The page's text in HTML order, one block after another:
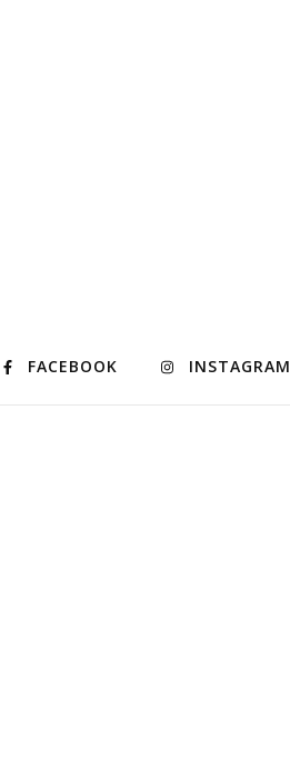
FACEBOOK INSTAGRAM